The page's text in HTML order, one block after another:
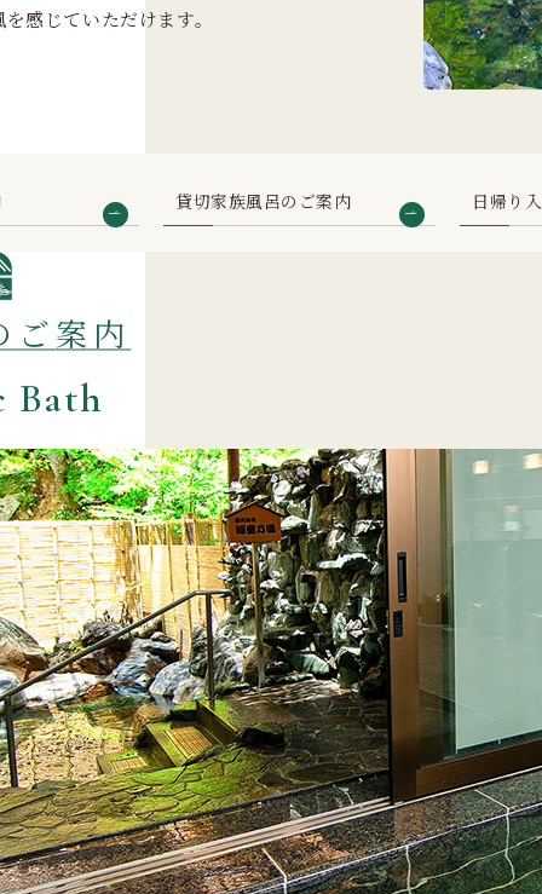
を感じていただけます。
貸切家族風呂のご案内 日帰り
ご案内
Bath